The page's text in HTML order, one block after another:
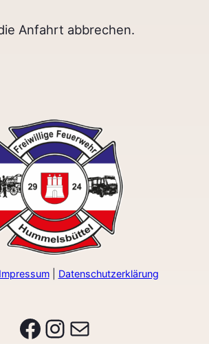
Anfahrt abbrechen.
| Datenschutzerklärung
Facebook
Instagram
E-Mail